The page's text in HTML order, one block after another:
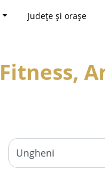
Județe și orașe
Fitness,